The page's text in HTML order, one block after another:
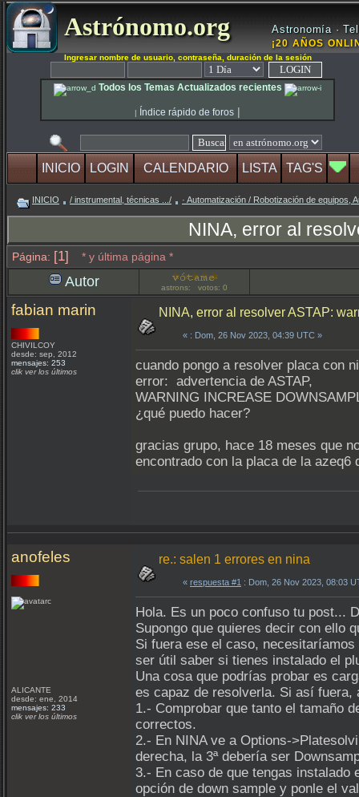
Astrónomo.org Astronomía ·
¡20 AÑOS
Ingresar nombre de usuario, contraseña, duración de la sesión
Todos los Temas Actualizados recientes
| Índice rápido de foros |
INICIO LOGIN CALENDARIO LISTA TAG'S
INICIO / instrumental, técnicas .../ · Automatización / Robotización de equipos,
NINA, error al
Página: [1] * y última página *
Autor astrons: votos: 0
fabian marin
CHIVILCOY
desde: sep, 2012
mensajes: 253
clik ver los últimos
NINA, error al resolver ASTAP:
« : Dom, 26 Nov 2023, 04:39 UTC »
cuando pongo a resolver placa con
error: advertencia de ASTAP,
WARNING INCREASE
¿qué puedo hacer?
gracias grupo, hace 18 meses que
encontrado con la placa de la
anofeles
ALICANTE
desde: ene, 2014
mensajes: 233
clik ver los últimos
re.: salen 1 errores en nina
« respuesta #1 : Dom, 26 Nov 2023, 08:03
Hola. Es un poco confuso tu post...
Supongo que quieres decir con ello
Si fuera ese el caso,
ser útil saber si tienes instalado el
Una cosa que podrías probar es
es capaz de resolverla. Si así fuera,
1.- Comprobar que tanto el tamaño
correctos.
2.- En NINA ve a Options-
derecha, la 3ª debería ser
3.- En caso de que tengas instalado
opción de down sample y ponle el